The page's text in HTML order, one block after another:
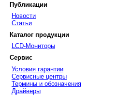
Публикации
Новости
Статьи
Каталог продукции
LCD-Мониторы
Сервис
Условия гарантии
Сервисные центры
Термины и обозначения
Драйверы